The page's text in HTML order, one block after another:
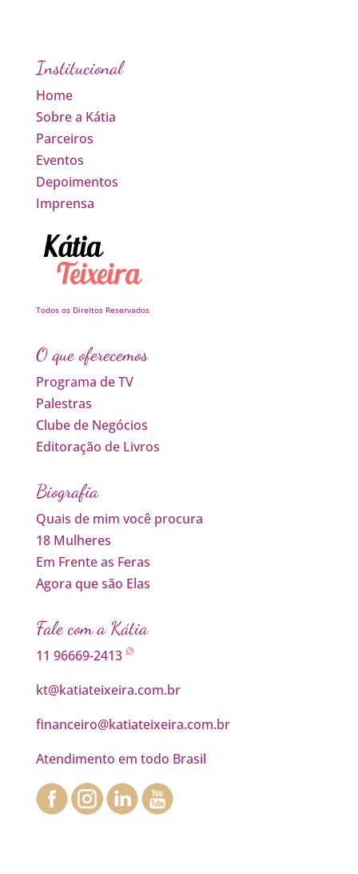
Institucional
Home
Sobre a Kátia
Parceiros
Eventos
Depoimentos
Imprensa
Todos os Direitos Reservados
O que oferecemos
Programa de TV
Palestras
Clube de Negócios
Editoração de Livros
Biografia
Quais de mim você procura
18 Mulheres
Em Frente as Feras
Agora que são Elas
Fale com a Kátia
11 96669-2413
kt@katiateixeira.com.br
financeiro@katiateixeira.com.br
Atendimento em todo Brasil